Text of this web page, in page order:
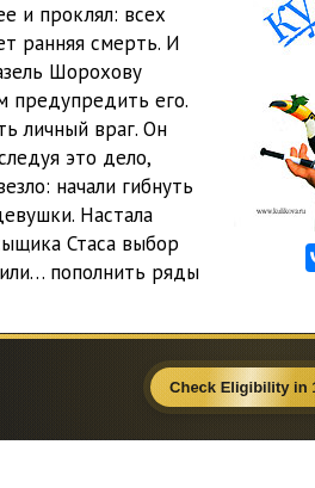
и проклял: всех
ранняя смерть. И
Шорохову
предупредить его.
личный враг. Он
это дело,
начали гибнуть
Настала
Стаса выбор
пополнить ряды